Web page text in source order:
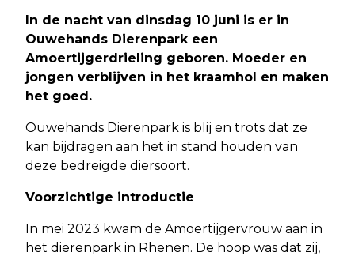
In de nacht van dinsdag 10 juni is er in
Ouwehands Dierenpark een
Amoertijgerdrieling geboren. Moeder en
jongen verblijven in het kraamhol en maken
het goed.
Ouwehands Dierenpark is blij en trots dat ze
kan bijdragen aan het in stand houden van
deze bedreigde diersoort.
Voorzichtige introductie
In mei 2023 kwam de Amoertijgervrouw aan in
het dierenpark in Rhenen. De hoop was dat zij,